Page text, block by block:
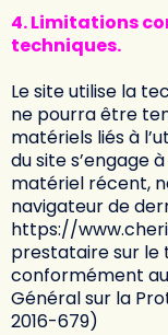
4. Limitations
techniques.
Le site utilise la
ne pourra être
matériels liés à
du site s’engage
matériel récent,
navigateur de
https://
prestataire sur le
conformément
Général sur la
2016-679)